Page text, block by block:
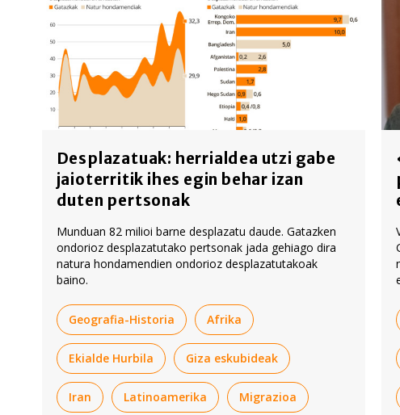
Desplazatuak: herrialdea utzi gabe
jaioterritik ihes egin behar izan
duten pertsonak
Munduan 82 milioi barne desplazatu daude. Gatazken
ondorioz desplazatutako pertsonak jada gehiago dira
natura hondamendien ondorioz desplazatutakoak
baino.
Geografia-Historia Afrika
Ekialde Hurbila Giza eskubideak
Iran Latinoamerika Migrazioa